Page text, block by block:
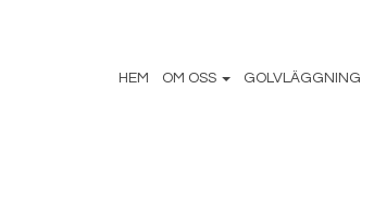
HEM OM OSS GOLVLÄGGNING